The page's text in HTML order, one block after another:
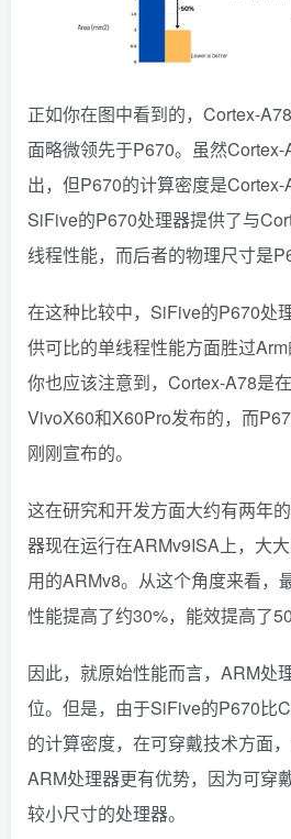
正如你在图中看到的，Cortex-
面略微领先于P670。虽然
出，但P670的计算密度是
SiFive的P670处理器提供了与
线程性能，而后者的物理尺寸是
在这种比较中，SiFive的P670处
供可比的单线程性能方面胜过Arm
你也应该注意到，Cortex-A78是
VivoX60和X60Pro发布的，而
刚刚宣布的。
这在研究和开发方面大约有两年
器现在运行在ARMv9ISA上，大
用的ARMv8。从这个角度来看，
性能提高了约30%，能效提高了
因此，就原始性能而言，ARM处
位。但是，由于SiFive的P670比
的计算密度，在可穿戴技术方面
ARM处理器更有优势，因为可穿
较小尺寸的处理器。